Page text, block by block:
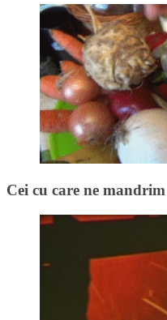
Cei cu care ne mandrim